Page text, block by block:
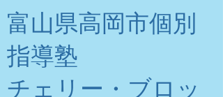
富山県高岡市個別
指導塾
チェリー・ブロッ